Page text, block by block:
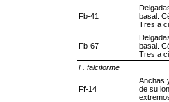
Fb-41
basal.
Tres a
Fb-67
basal.
Tres a
F. falciforme
Ff-14
Anchas
de su